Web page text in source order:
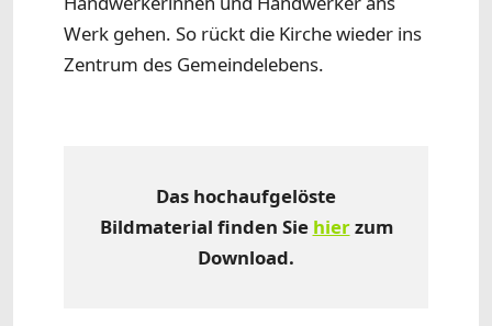
Werk gehen. So rückt die Kirche wieder ins
Zentrum des Gemeindelebens.
Das hochaufgelöste
Bildmaterial finden Sie hierzum
Download.